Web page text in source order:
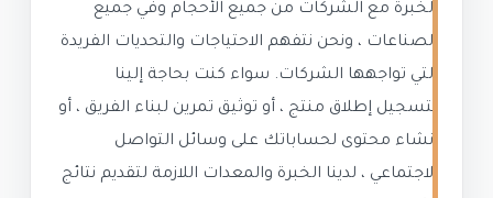
الخبرة مع الشركات من جميع الأحجام وفي جميع
الصناعات ، ونحن نتفهم الاحتياجات والتحديات الفريدة
التي تواجهها الشركات. سواء كنت بحاجة إلينا
لتسجيل إطلاق منتج ، أو توثيق تمرين لبناء الفريق ، أو
إنشاء محتوى لحساباتك على وسائل التواصل
الاجتماعي ، لدينا الخبرة والمعدات اللازمة لتقديم نتائج